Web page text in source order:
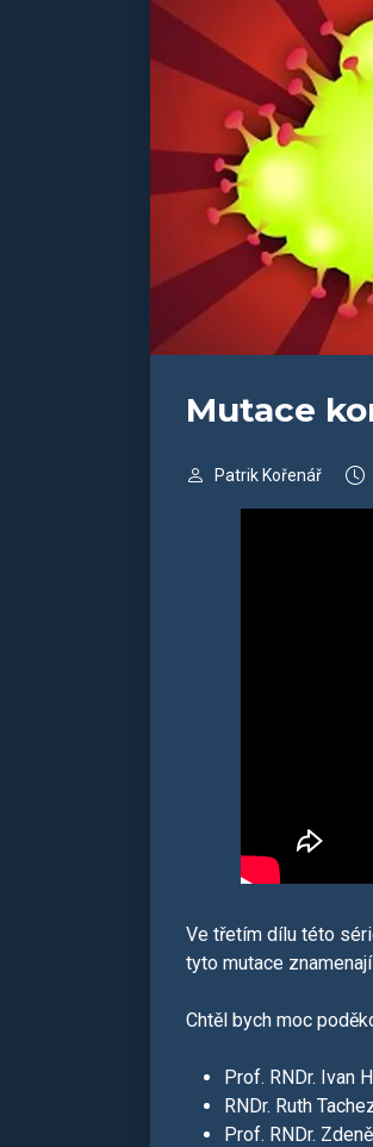
Mutace
Patrik Kořenář
Ve třetím dílu této
tyto mutace
Chtěl bych moc
Prof. RNDr. Ivan
RNDr. Ruth
Prof. RNDr.